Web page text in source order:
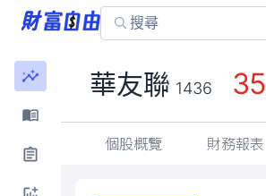
華友聯 1436
個股概覽 財務報表